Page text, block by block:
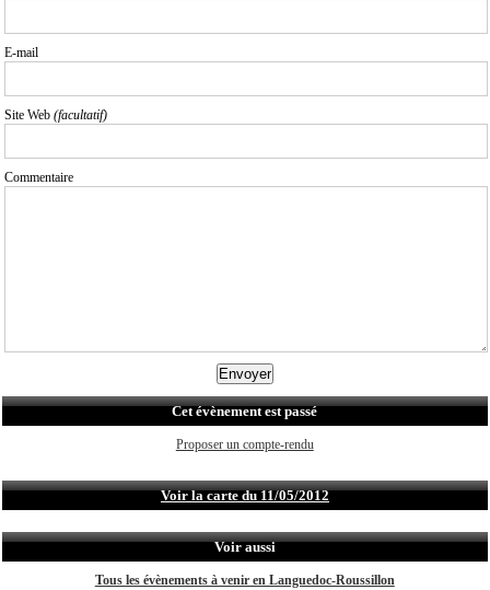
E-mail
Site Web (facultatif)
Commentaire
Cet évènement est passé
Proposer un compte-rendu
Voir la carte du 11/05/2012
Voir aussi
Tous les évènements à venir en Languedoc-Roussillon